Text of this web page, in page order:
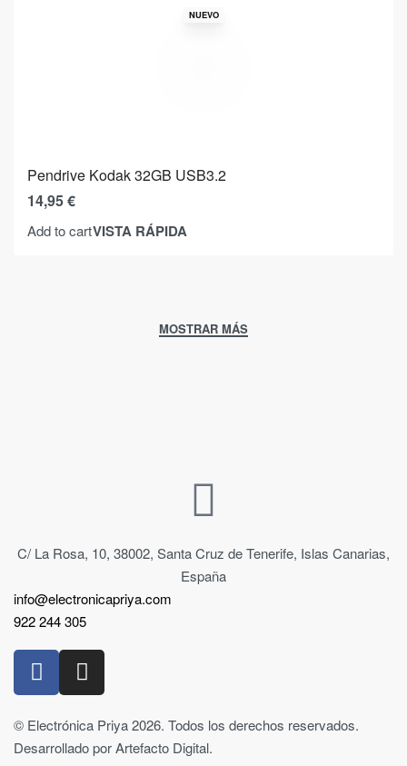
NUEVO
Pendrive Kodak 32GB USB3.2
14,95€
Add to cartVISTA RÁPIDA
C/ La Rosa, 10, 38002, Santa Cruz de Tenerife, Islas Canarias,
España
info@electronicapriya.com
922 244 305
© Electrónica Priya 2026. Todos los derechos reservados.
Desarrollado por Artefacto Digital.